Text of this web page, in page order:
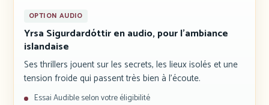
OPTION AUDIO
Yrsa Sigurdardóttir en audio, pour l’ambiance
islandaise
Ses thrillers jouent sur les secrets, les lieux isolés et une
tension froide qui passent très bien à l’écoute.
Essai Audible selon votre éligibilité